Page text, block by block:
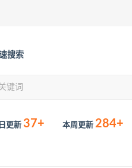
搜索
更新 37+ 本周更新 284+